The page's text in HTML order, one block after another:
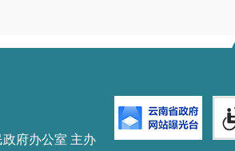
府办公室 主办